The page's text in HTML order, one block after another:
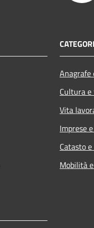
Cultura
Vita
Imprese
Catasto
Mobilità